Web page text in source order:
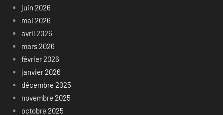
juin 2026
mai 2026
avril 2026
mars 2026
février 2026
janvier 2026
décembre 2025
novembre 2025
octobre 2025